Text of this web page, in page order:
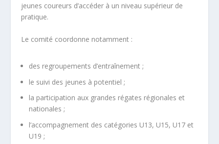
jeunes coureurs d’accéder à un niveau supérieur de
pratique.
Le comité coordonne notamment :
des regroupements d’entraînement ;
le suivi des jeunes à potentiel ;
la participation aux grandes régates régionales et
nationales ;
l’accompagnement des catégories U13, U15, U17 et
U19 ;